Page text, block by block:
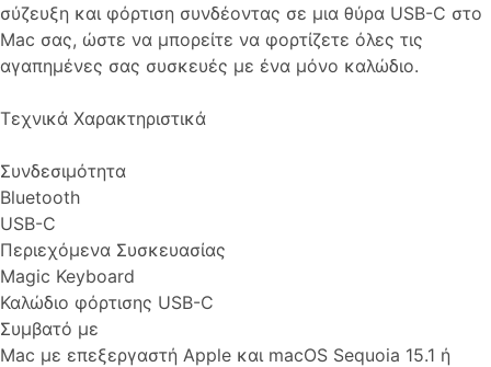
σύζευξη και φόρτιση συνδέοντας σε μια θύρα USB-C στο
Mac σας, ώστε να μπορείτε να φορτίζετε όλες τις
αγαπημένες σας συσκευές με ένα μόνο καλώδιο.
Τεχνικά Χαρακτηριστικά
Συνδεσιμότητα
Bluetooth
USB-C
Περιεχόμενα Συσκευασίας
Magic Keyboard
Καλώδιο φόρτισης USB-C
Συμβατό με
Mac με επεξεργαστή Apple και macOS Sequoia 15.1 ή